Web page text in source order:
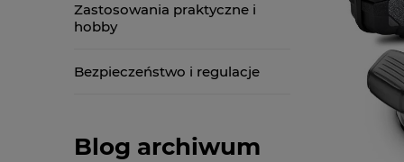
Zastosowania praktyczne i
hobby
Bezpieczeństwo i regulacje
Blog archiwum